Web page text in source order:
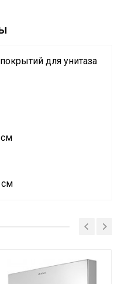
для унитаза
см